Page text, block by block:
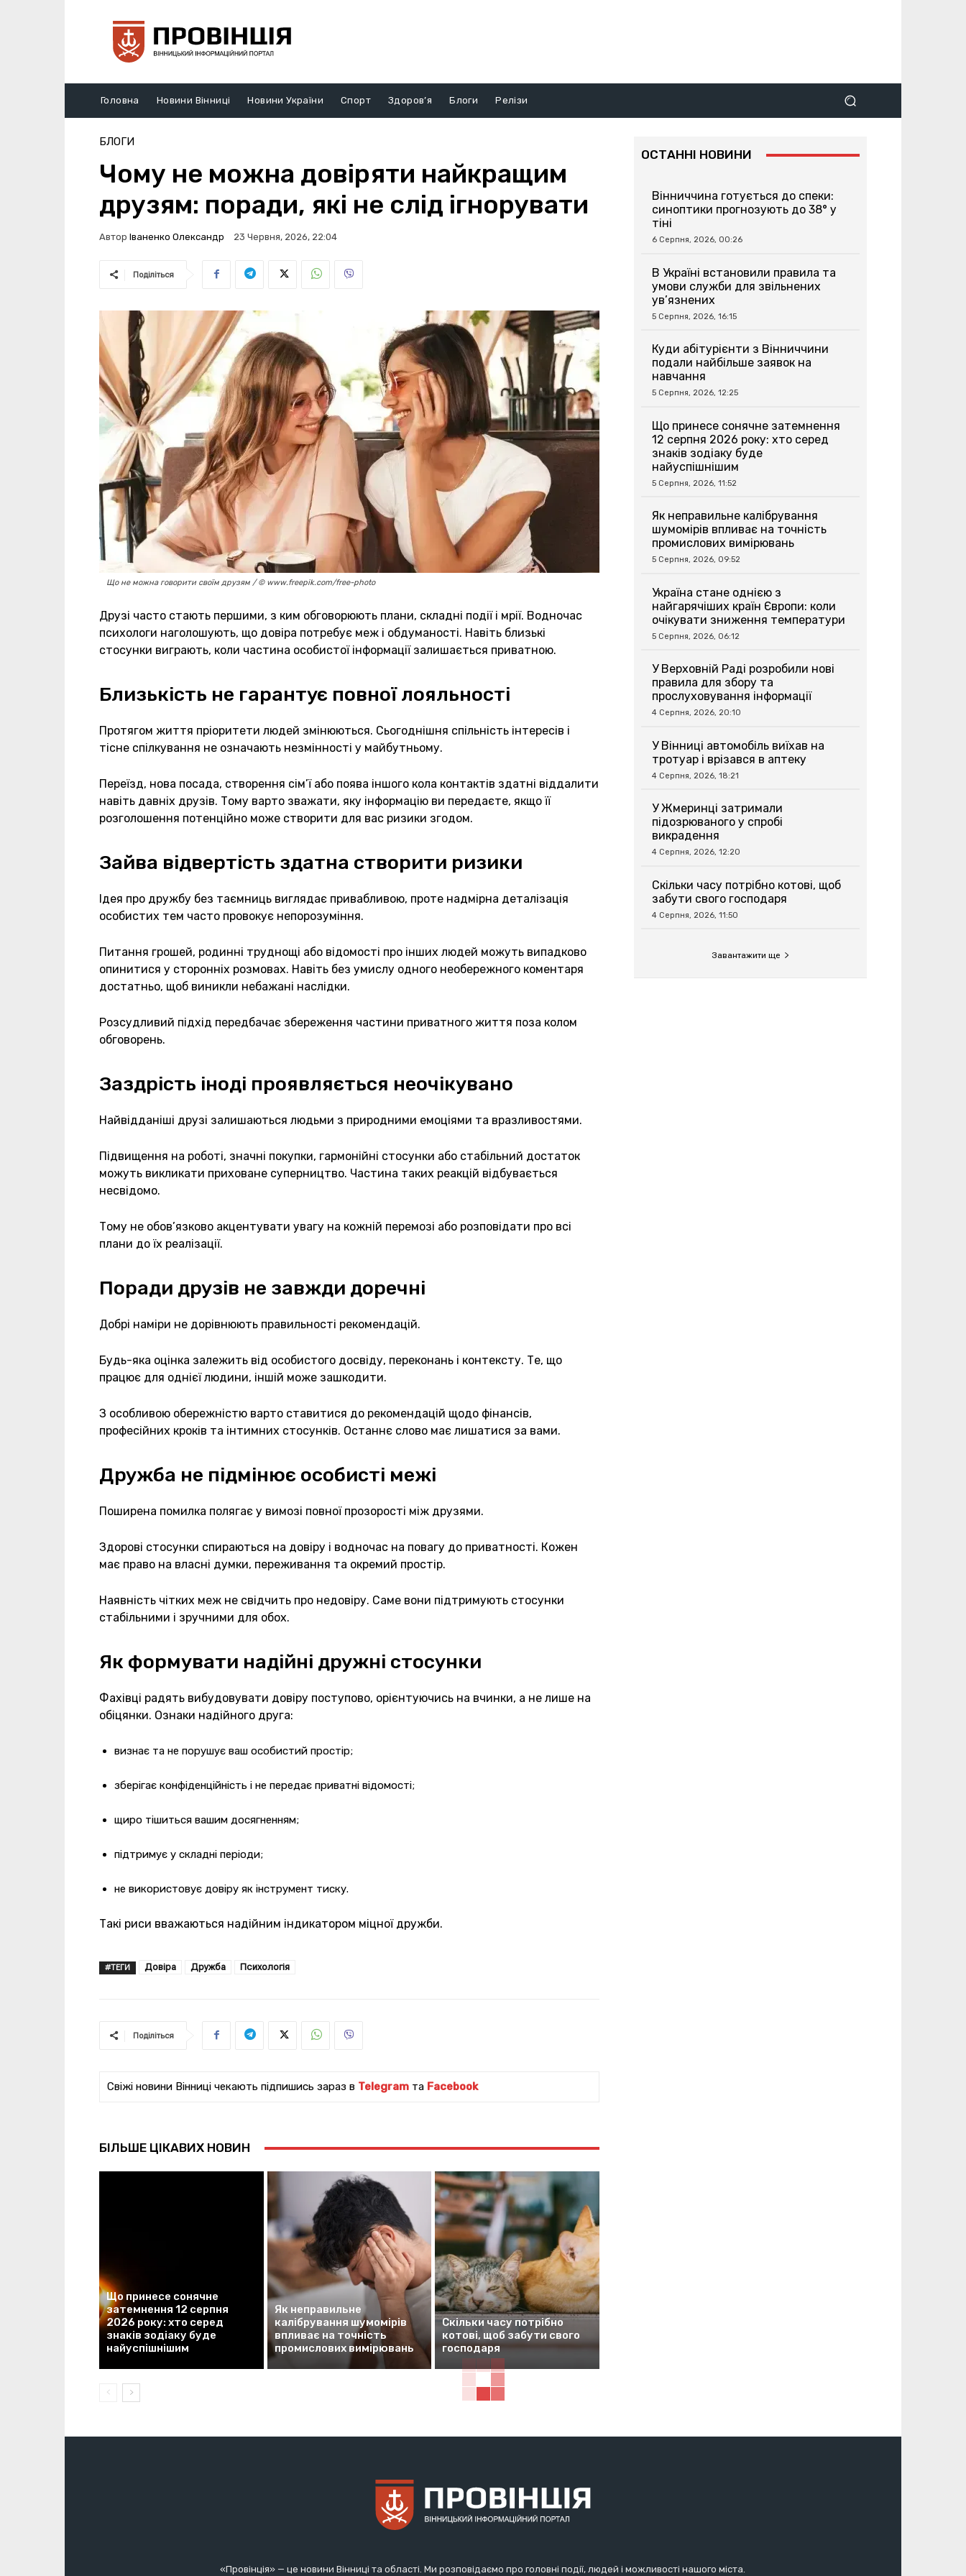
Головна Новини Вінниці Новини України Спорт Здоров’я Блоги Релізи
БЛОГИ
Чому не можна довіряти найкращим
друзям: поради, які не слід ігнорувати
Автор Іваненко Олександр 23 Червня, 2026, 22:04
Поділіться
Що не можна говорити своїм друзям / © www.freepik.com/free-photo
Друзі часто стають першими, з ким обговорюють плани, складні події і мрії. Водночас
психологи наголошують, що довіра потребує меж і обдуманості. Навіть близькі
стосунки виграють, коли частина особистої інформації залишається приватною.
Близькість не гарантує повної лояльності
Протягом життя пріоритети людей змінюються. Сьогоднішня спільність інтересів і
тісне спілкування не означають незмінності у майбутньому.
Переїзд, нова посада, створення сім’ї або поява іншого кола контактів здатні віддалити
навіть давніх друзів. Тому варто зважати, яку інформацію ви передаєте, якщо її
розголошення потенційно може створити для вас ризики згодом.
Зайва відвертість здатна створити ризики
Ідея про дружбу без таємниць виглядає привабливою, проте надмірна деталізація
особистих тем часто провокує непорозуміння.
Питання грошей, родинні труднощі або відомості про інших людей можуть випадково
опинитися у сторонніх розмовах. Навіть без умислу одного необережного коментаря
достатньо, щоб виникли небажані наслідки.
Розсудливий підхід передбачає збереження частини приватного життя поза колом
обговорень.
Заздрість іноді проявляється неочікувано
Найвідданіші друзі залишаються людьми з природними емоціями та вразливостями.
Підвищення на роботі, значні покупки, гармонійні стосунки або стабільний достаток
можуть викликати приховане суперництво. Частина таких реакцій відбувається
несвідомо.
Тому не обов’язково акцентувати увагу на кожній перемозі або розповідати про всі
плани до їх реалізації.
Поради друзів не завжди доречні
Добрі наміри не дорівнюють правильності рекомендацій.
Будь-яка оцінка залежить від особистого досвіду, переконань і контексту. Те, що
працює для однієї людини, іншій може зашкодити.
З особливою обережністю варто ставитися до рекомендацій щодо фінансів,
професійних кроків та інтимних стосунків. Останнє слово має лишатися за вами.
Дружба не підмінює особисті межі
Поширена помилка полягає у вимозі повної прозорості між друзями.
Здорові стосунки спираються на довіру і водночас на повагу до приватності. Кожен
має право на власні думки, переживання та окремий простір.
Наявність чітких меж не свідчить про недовіру. Саме вони підтримують стосунки
стабільними і зручними для обох.
Як формувати надійні дружні стосунки
Фахівці радять вибудовувати довіру поступово, орієнтуючись на вчинки, а не лише на
обіцянки. Ознаки надійного друга:
визнає та не порушує ваш особистий простір;
зберігає конфіденційність і не передає приватні відомості;
щиро тішиться вашим досягненням;
підтримує у складні періоди;
не використовує довіру як інструмент тиску.
Такі риси вважаються надійним індикатором міцної дружби.
#ТЕГИ Довіра Дружба Психологія
Поділіться
Свіжі новини Вінниці чекають підпишись зараз в Telegram та Facebook
БІЛЬШЕ ЦІКАВИХ НОВИН
Що принесе сонячне
затемнення 12 серпня
2026 року: хто серед
знаків зодіаку буде
найуспішнішим
Як неправильне
калібрування шумомірів
впливає на точність
промислових вимірювань
Скільки часу потрібно
котові, щоб забути свого
господаря
ОСТАННІ НОВИНИ
Вінниччина готується до спеки:
синоптики прогнозують до 38° у
тіні
6 Серпня, 2026, 00:26
В Україні встановили правила та
умови служби для звільнених
ув’язнених
5 Серпня, 2026, 16:15
Куди абітурієнти з Вінниччини
подали найбільше заявок на
навчання
5 Серпня, 2026, 12:25
Що принесе сонячне затемнення
12 серпня 2026 року: хто серед
знаків зодіаку буде
найуспішнішим
5 Серпня, 2026, 11:52
Як неправильне калібрування
шумомірів впливає на точність
промислових вимірювань
5 Серпня, 2026, 09:52
Україна стане однією з
найгарячіших країн Європи: коли
очікувати зниження температури
5 Серпня, 2026, 06:12
У Верховній Раді розробили нові
правила для збору та
прослуховування інформації
4 Серпня, 2026, 20:10
У Вінниці автомобіль виїхав на
тротуар і врізався в аптеку
4 Серпня, 2026, 18:21
У Жмеринці затримали
підозрюваного у спробі
викрадення
4 Серпня, 2026, 12:20
Скільки часу потрібно котові, щоб
забути свого господаря
4 Серпня, 2026, 11:50
Завантажити ще
«Провінція» — це новини Вінниці та області. Ми розповідаємо про головні події, людей і можливості нашого міста.